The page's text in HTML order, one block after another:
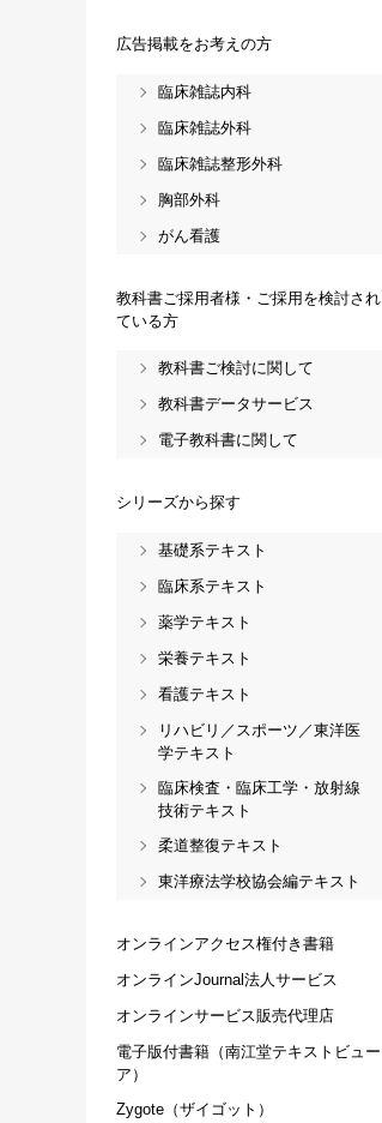
広告掲載をお考えの方
臨床雑誌内科
臨床雑誌外科
臨床雑誌整形外科
胸部外科
がん看護
教科書ご採用者様・ご採用を検討され
ている方
教科書ご検討に関して
教科書データサービス
電子教科書に関して
シリーズから探す
基礎系テキスト
臨床系テキスト
薬学テキスト
栄養テキスト
看護テキスト
リハビリ／スポーツ／東洋医
学テキスト
臨床検査・臨床工学・放射線
技術テキスト
柔道整復テキスト
東洋療法学校協会編テキスト
オンラインアクセス権付き書籍
オンラインJournal法人サービス
オンラインサービス販売代理店
電子版付書籍（南江堂テキストビュー
ア）
Zygote（ザイゴット）